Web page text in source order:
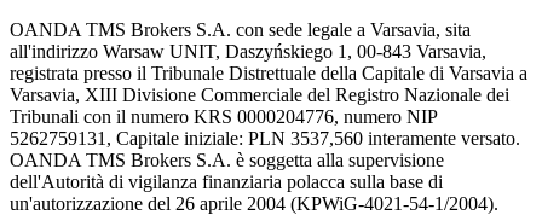
OANDA TMS Brokers S.A. con sede legale a Varsavia, sita
all'indirizzo Warsaw UNIT, Daszyńskiego 1, 00-843 Varsavia,
registrata presso il Tribunale Distrettuale della Capitale di Varsavia a
Varsavia, XIII Divisione Commerciale del Registro Nazionale dei
Tribunali con il numero KRS 0000204776, numero NIP
5262759131, Capitale iniziale: PLN 3537,560 interamente versato.
OANDA TMS Brokers S.A. è soggetta alla supervisione
dell'Autorità di vigilanza finanziaria polacca sulla base di
un'autorizzazione del 26 aprile 2004 (KPWiG-4021-54-1/2004).